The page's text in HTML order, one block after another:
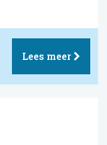
Lees meer